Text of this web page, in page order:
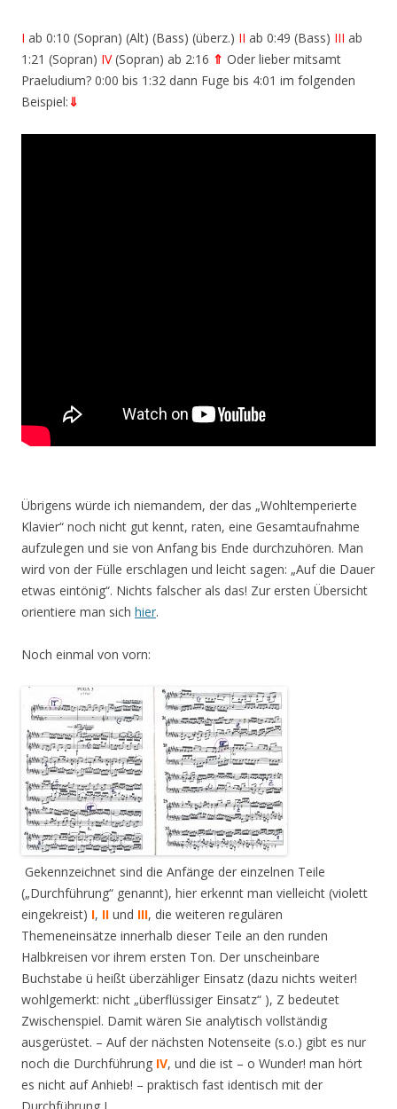
I ab 0:10 (Sopran) (Alt) (Bass) (überz.) II ab 0:49 (Bass) III ab
1:21 (Sopran) IV(Sopran) ab 2:16 ⇑ Oder lieber mitsamt
Praeludium? 0:00 bis 1:32 dann Fuge bis 4:01 im folgenden
Beispiel: ⇓
Übrigens würde ich niemandem, der das „Wohltemperierte
Klavier“ noch nicht gut kennt, raten, eine Gesamtaufnahme
aufzulegen und sie von Anfang bis Ende durchzuhören. Man
wird von der Fülle erschlagen und leicht sagen: „Auf die Dauer
etwas eintönig“. Nichts falscher als das! Zur ersten Übersicht
orientiere man sich hier.
Noch einmal von vorn:
Gekennzeichnet sind die Anfänge der einzelnen Teile
(„Durchführung“ genannt), hier erkennt man vielleicht (violett
eingekreist) I, II und III, die weiteren regulären
Themeneinsätze innerhalb dieser Teile an den runden
Halbkreisen vor ihrem ersten Ton. Der unscheinbare
Buchstabe ü heißt überzähliger Einsatz (dazu nichts weiter!
wohlgemerkt: nicht „überflüssiger Einsatz“ ), Z bedeutet
Zwischenspiel. Damit wären Sie analytisch vollständig
ausgerüstet. – Auf der nächsten Notenseite (s.o.) gibt es nur
noch die Durchführung IV, und die ist – o Wunder! man hört
es nicht auf Anhieb! – praktisch fast identisch mit der